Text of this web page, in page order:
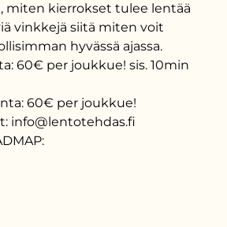
miten kierrokset tulee lentää
vinkkejä siitä miten voit
hyvässä ajassa.
60€ per joukkue! sis. 10min
60€ per joukkue!
info@lentotehdas.fi